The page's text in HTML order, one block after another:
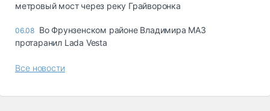
метровый мост через реку Грайворонка
06.08 Во Фрунзенском районе Владимира МАЗ
протаранил Lada Vesta
Все новости